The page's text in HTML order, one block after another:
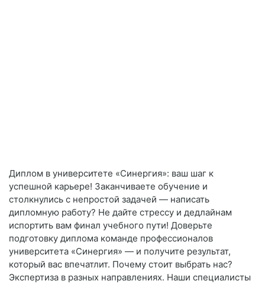
Диплом в университете «Синергия»: ваш шаг к
успешной карьере! Заканчиваете обучение и
столкнулись с непростой задачей — написать
дипломную работу? Не дайте стрессу и дедлайнам
испортить вам финал учебного пути! Доверьте
подготовку диплома команде профессионалов
университета «Синергия» — и получите результат,
который вас впечатлит. Почему стоит выбрать нас?
Экспертиза в разных направлениях. Наши специалисты